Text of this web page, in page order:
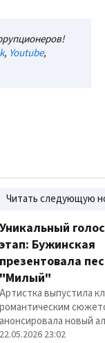
, Youtube,
Читать следующую
Уникальный
этап: Бужинская
презентовала
"Милый"
Артистка выпустила
романтическим
анонсировала новый
22.05.2026 23:02